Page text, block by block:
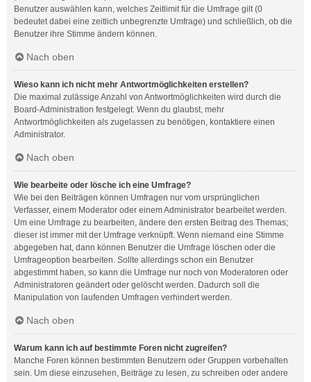
Benutzer auswählen kann, welches Zeitlimit für die Umfrage gilt (0
bedeutet dabei eine zeitlich unbegrenzte Umfrage) und schließlich, ob die
Benutzer ihre Stimme ändern können.
Nach oben
Wieso kann ich nicht mehr Antwortmöglichkeiten erstellen?
Die maximal zulässige Anzahl von Antwortmöglichkeiten wird durch die
Board-Administration festgelegt. Wenn du glaubst, mehr
Antwortmöglichkeiten als zugelassen zu benötigen, kontaktiere einen
Administrator.
Nach oben
Wie bearbeite oder lösche ich eine Umfrage?
Wie bei den Beiträgen können Umfragen nur vom ursprünglichen
Verfasser, einem Moderator oder einem Administrator bearbeitet werden.
Um eine Umfrage zu bearbeiten, ändere den ersten Beitrag des Themas;
dieser ist immer mit der Umfrage verknüpft. Wenn niemand eine Stimme
abgegeben hat, dann können Benutzer die Umfrage löschen oder die
Umfrageoption bearbeiten. Sollte allerdings schon ein Benutzer
abgestimmt haben, so kann die Umfrage nur noch von Moderatoren oder
Administratoren geändert oder gelöscht werden. Dadurch soll die
Manipulation von laufenden Umfragen verhindert werden.
Nach oben
Warum kann ich auf bestimmte Foren nicht zugreifen?
Manche Foren können bestimmten Benutzern oder Gruppen vorbehalten
sein. Um diese einzusehen, Beiträge zu lesen, zu schreiben oder andere